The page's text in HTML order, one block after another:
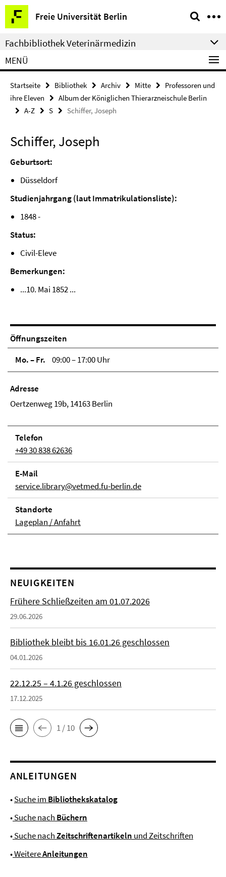
Springe
direkt
zu
Inhalt
Freie Universität Berlin
Service-
Navigation
Fachbibliothek Veterinärmedizin
MENÜ
Startseite Bibliothek Archiv Mitte
Professoren und
ihre Eleven
Album der Königlichen Thierarzneischule Berlin
A-Z
S Schiffer, Joseph
Schiffer, Joseph
Geburtsort:
Düsseldorf
Studienjahrgang (laut Immatrikulationsliste):
1848 -
Status:
Civil-Eleve
Bemerkungen:
...10. Mai 1852 ...
Öffnungszeiten
Mo. – Fr.
09:00 – 17:00 Uhr
Adresse
Oertzenweg 19b, 14163 Berlin
Telefon
+49 30 838 62636
E-Mail
service.library@vetmed.fu-berlin.de
Stand­orte
Lageplan / Anfahrt
NEUIGKEITEN
Frühere Schließzeiten am 01.07.2026
29.06.2026
Bibliothek bleibt bis 16.01.26 geschlossen
04.01.2026
22.12.25 – 4.1.26 geschlossen
17.12.2025
1 / 10
ANLEITUNGEN
•Suche im Bibliothekskatalog
•Suche nach Büchern
•Suche nachZeitschriftenartikeln und Zeitschriften
•WeitereAnleitungen